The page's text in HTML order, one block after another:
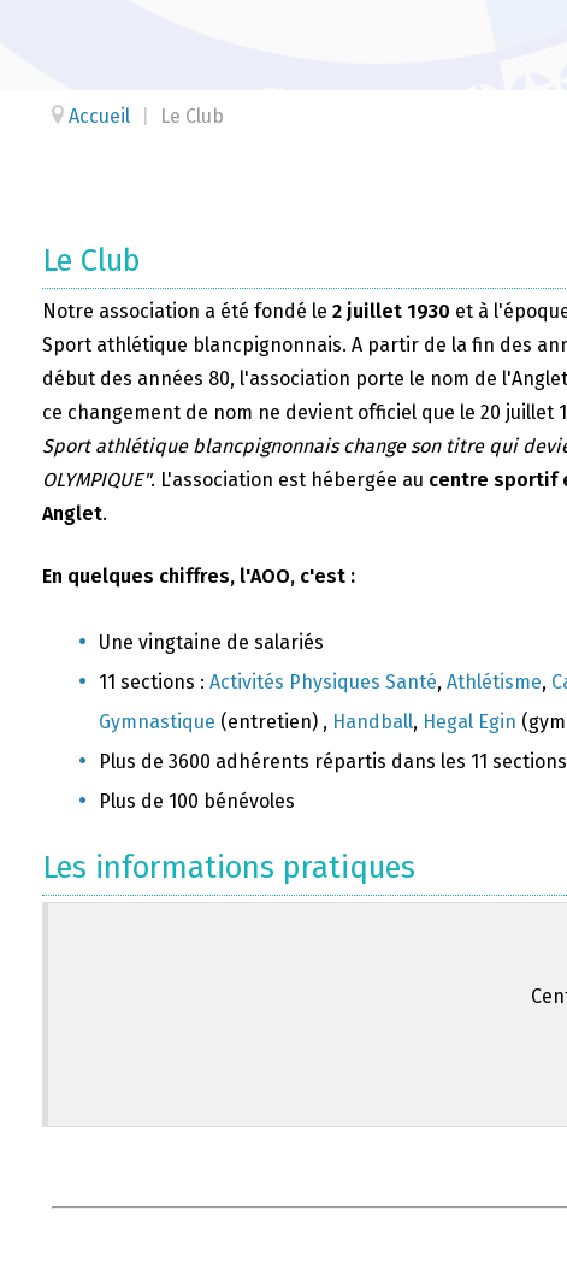
Accueil Le Club
Le Club
Notre association a été fondé le 2 juillet 1930 et à
Sport athlétique blancpignonnais. A partir de la fin des
début des années 80, l'association porte le nom de
ce changement de nom ne devient officiel que le 20 juillet
Sport athlétique blancpignonnais change son titre qui
OLYMPIQUE". L'association est hébergée au centre sportif
Anglet.
En quelques chiffres, l'AOO, c'est :
Une vingtaine de salariés
11 sections : Activités Physiques Santé, Athlétisme,
Gymnastique (entretien) , Handball, Hegal Egin
Plus de 3600 adhérents répartis dans les 11
Plus de 100 bénévoles
Les informations pratiques